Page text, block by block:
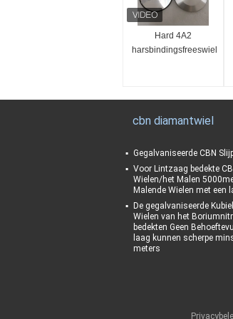
Hard 4A2
harsbindingsfreeswiel
cbn diamantwiel
Gegalvaniseerde CBN
Voor Lintzaag bedekte
Wielen/het Malen
Malende Wielen met een
De gegalvaniseerde
Wielen van het
bedekten Geen
laag kunnen scherpe
meters